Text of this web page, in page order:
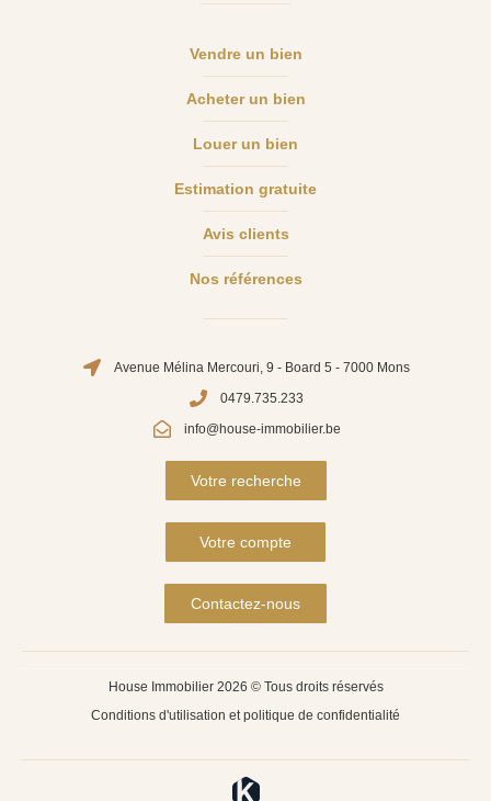
Vendre un bien
Acheter un bien
Louer un bien
Estimation gratuite
Avis clients
Nos références
Avenue Mélina Mercouri, 9 - Board 5 - 7000 Mons
0479.735.233
info@house-immobilier.be
Votre recherche
Votre compte
Contactez-nous
House Immobilier 2026 © Tous droits réservés
Conditions d'utilisation et politique de confidentialité